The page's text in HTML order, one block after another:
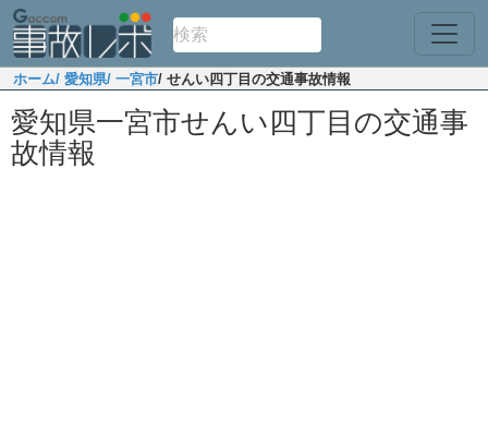
ホーム/ 愛知県/ 一宮市/ せんい四丁目の交通事故情報
愛知県一宮市せんい四丁目の交通事
故情報